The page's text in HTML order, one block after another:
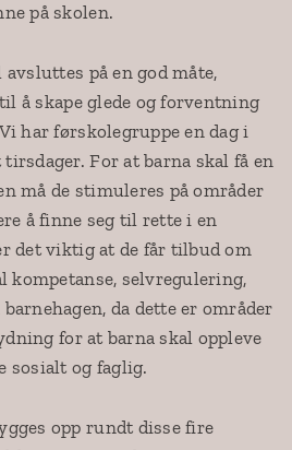
på skolen.
på en god måte,
å skape glede og forventning
har førskolegruppe en dag i
For at barna skal få en
må de stimuleres på områder
å finne seg til rette i en
det viktig at de får tilbud om
selvregulering,
da dette er områder
for at barna skal oppleve
sosialt og faglig.
opp rundt disse fire